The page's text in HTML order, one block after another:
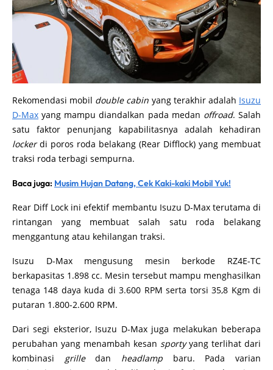
Rekomendasi mobil double cabin yang terakhir adalah Isuzu
D-Max yang mampu diandalkan pada medan offroad. Salah
satu faktor penunjang kapabilitasnya adalah kehadiran
lockerdi poros roda belakang (Rear Difflock) yang membuat
traksi roda terbagi sempurna.
Baca juga: Musim Hujan Datang, Cek Kaki-kaki Mobil Yuk!
Rear Diff Lock ini efektif membantu Isuzu D-Max terutama di
rintangan yang membuat salah satu roda belakang
menggantung atau kehilangan traksi.
Isuzu D-Max mengusung mesin berkode RZ4E-TC
berkapasitas 1.898 cc. Mesin tersebut mampu menghasilkan
tenaga 148 daya kuda di 3.600 RPM serta torsi 35,8 Kgm di
putaran 1.800-2.600 RPM.
Dari segi eksterior, Isuzu D-Max juga melakukan beberapa
perubahan yang menambah kesan sportyyang terlihat dari
kombinasi grilledan headlamp baru. Pada varian